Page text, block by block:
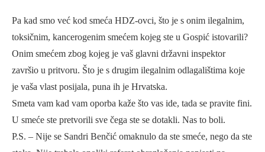
Pa kad smo već kod smeća HDZ-ovci, što je s onim ilegalnim,
toksičnim, kancerogenim smećem kojeg ste u Gospić istovarili?
Onim smećem zbog kojeg je vaš glavni državni inspektor
završio u pritvoru. Što je s drugim ilegalnim odlagalištima koje
je vaša vlast posijala, puna ih je Hrvatska.
Smeta vam kad vam oporba kaže što vas ide, tada se pravite fini.
U smeće ste pretvorili sve čega ste se dotakli. Nas to boli.
P.S. – Nije se Sandri Benčić omaknulo da ste smeće, nego da ste